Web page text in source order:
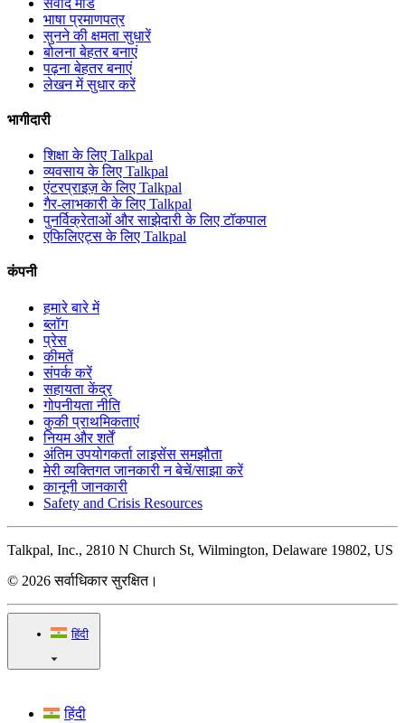
भाषा प्रमाणपत्र
सुनने की क्षमता सुधारें
बोलना बेहतर बनाएं
पढ़ना बेहतर बनाएं
लेखन में सुधार करें
भागीदारी
शिक्षा के लिए Talkpal
व्यवसाय के लिए Talkpal
एंटरप्राइज़ के लिए Talkpal
गैर-लाभकारी के लिए Talkpal
पुनर्विक्रेताओं और साझेदारी के लिए टॉकपाल
एफिलिएट्स के लिए Talkpal
कंपनी
हमारे बारे में
ब्लॉग
प्रेस
कीमतें
संपर्क करें
सहायता केंद्र
गोपनीयता नीति
कुकी प्राथमिकताएं
नियम और शर्तें
अंतिम उपयोगकर्ता लाइसेंस समझौता
मेरी व्यक्तिगत जानकारी न बेचें/साझा करें
कानूनी जानकारी
Safety and Crisis Resources
Talkpal, Inc., 2810 N Church St, Wilmington, Delaware 19802, US
© 2026 सर्वाधिकार सुरक्षित।
हिंदी
हिंदी